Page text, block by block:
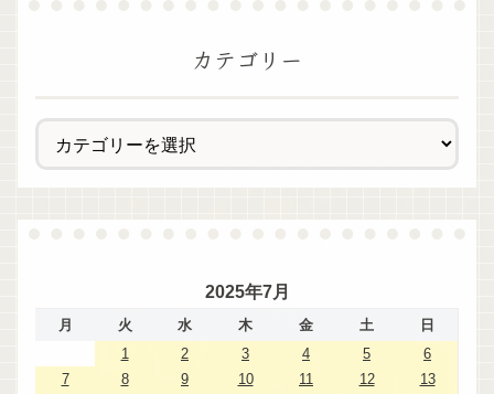
カテゴリー
2025年7月
月 火 水 木 金 土
日
1
2 3 4 5
6
7
8 9 10 11 12
13